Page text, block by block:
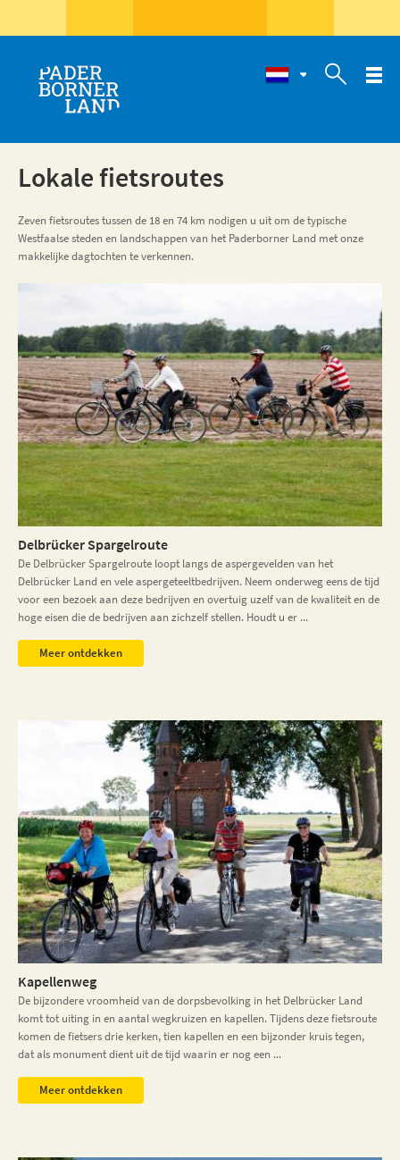

Lokale fietsroutes
Zeven fietsroutes tussen de 18 en 74 km nodigen u uit om de typische
Westfaalse steden en landschappen van het Paderborner Land met onze
makkelijke dagtochten te verkennen.
Delbrücker Spargelroute
De Delbrücker Spargelroute loopt langs de aspergevelden van het
Delbrücker Land en vele aspergeteeltbedrijven. Neem onderweg eens de tijd
voor een bezoek aan deze bedrijven en overtuig uzelf van de kwaliteit en de
hoge eisen die de bedrijven aan zichzelf stellen. Houdt u er ...
Meer ontdekken
Kapellenweg
De bijzondere vroomheid van de dorpsbevolking in het Delbrücker Land
komt tot uiting in en aantal wegkruizen en kapellen. Tijdens deze fietsroute
komen de fietsers drie kerken, tien kapellen en een bijzonder kruis tegen,
dat als monument dient uit de tijd waarin er nog een ...
Meer ontdekken